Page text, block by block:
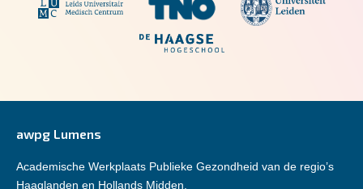
awpg Lumens
Academische Werkplaats Publieke Gezondheid van de regio’s
Haaglanden en Hollands Midden.